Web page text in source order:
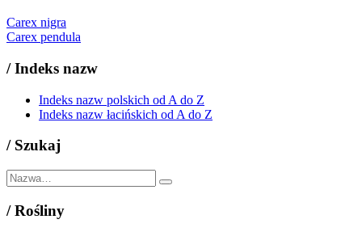
Carex nigra
Carex pendula
/Indeks nazw
Indeks nazw polskich od A do Z
Indeks nazw łacińskich od A do Z
/ Szukaj
/Rośliny